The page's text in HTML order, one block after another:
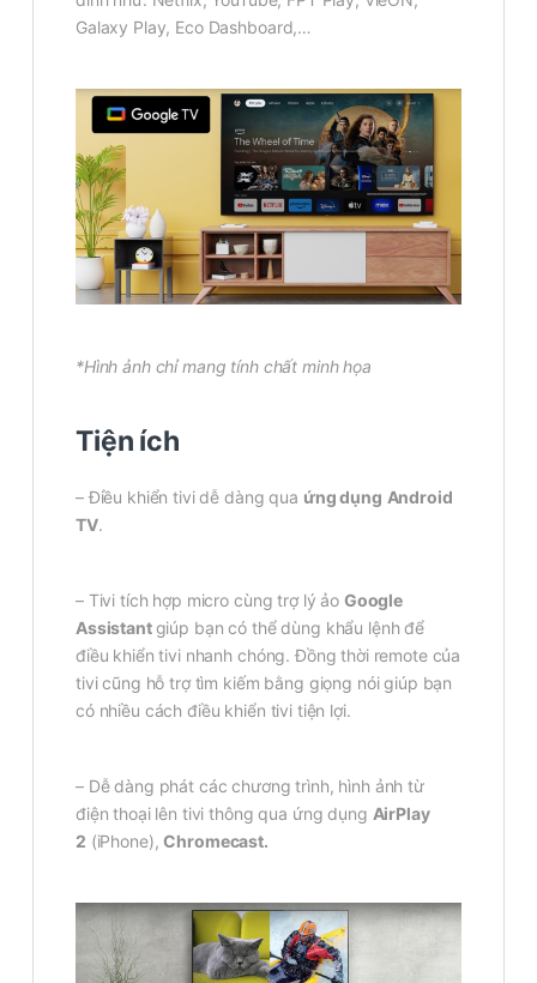
Galaxy Play, Eco Dashboard,…
*Hình ảnh chỉ mang tính chất minh họa
Tiện ích
– Điều khiển tivi dễ dàng qua ứng dụng Android
TV.
– Tivi tích hợp micro cùng trợ lý ảo Google
Assistantgiúp bạn có thể dùng khẩu lệnh để
điều khiển tivi nhanh chóng. Đồng thời remote của
tivi cũng hỗ trợ tìm kiếm bằng giọng nói giúp bạn
có nhiều cách điều khiển tivi tiện lợi.
– Dễ dàng phát các chương trình, hình ảnh từ
điện thoại lên tivi thông qua ứng dụng AirPlay
2 (iPhone),Chromecast.